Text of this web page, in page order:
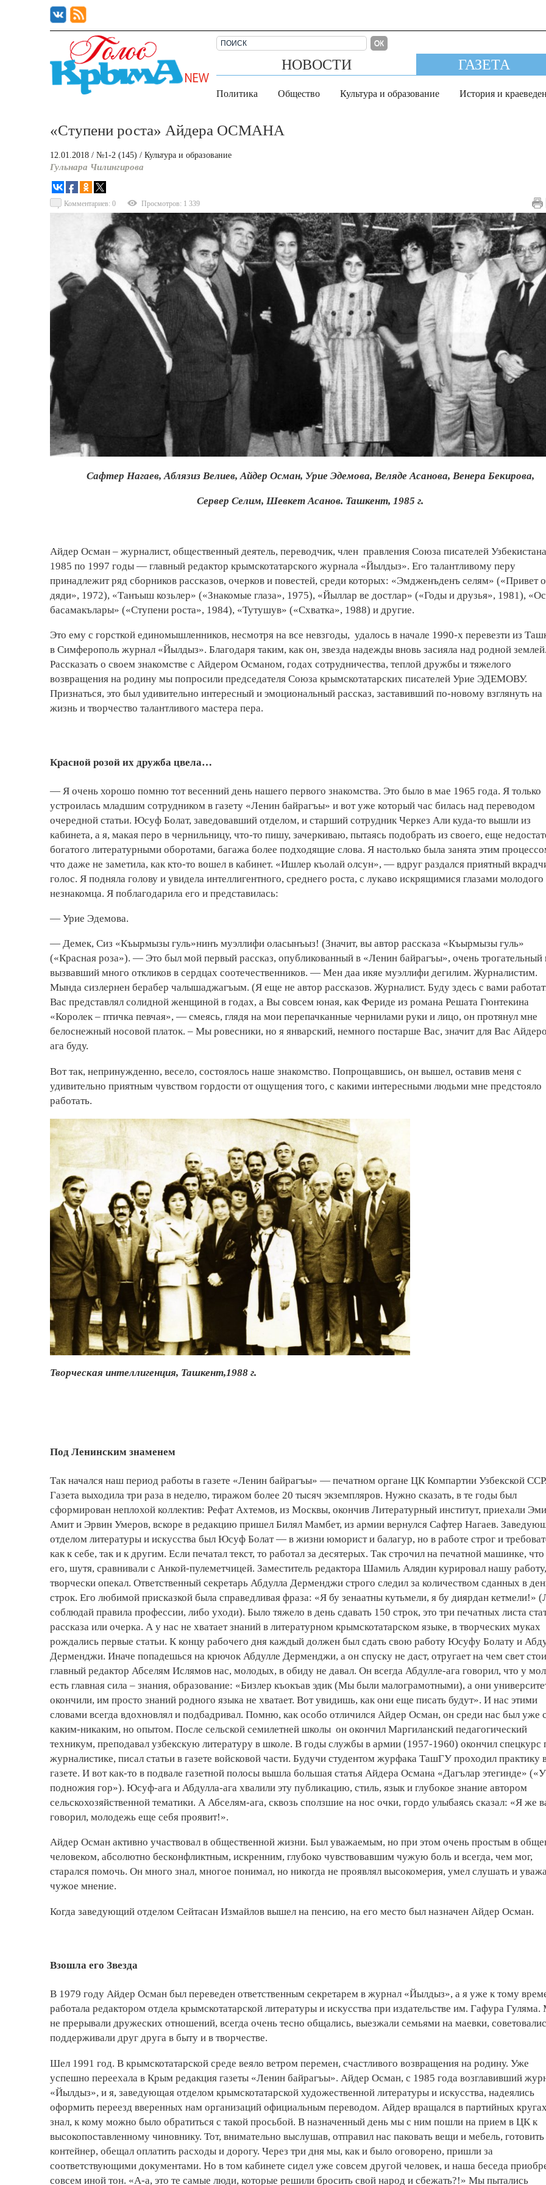
ОК
НОВОСТИ ГАЗЕТА
Политика Общество Культура и образование История и
«Ступени роста» Айдера ОСМАНА
12.01.2018 / №1-2 (145) / Культура и образование
Гульнара Чилингирова
Комментариев: 0 Просмотров: 1 339
Сафтер Нагаев, Аблязиз Велиев, Айдер Осман, Урие Эдемова, Веляде Асанова, Венера Бекирова,
Сервер Селим, Шевкет Асанов. Ташкент, 1985 г.
Айдер Осман – журналист, общественный деятель, переводчик, член правления Союза писателей
1985 по 1997 годы — главный редактор крымскотатарского журнала «Йылдыз». Его талантливому перу
принадлежит ряд сборников рассказов, очерков и повестей, среди которых: «Эмдженъденъ селям» («Привет
дяди», 1972), «Танъыш козьлер» («Знакомые глаза», 1975), «Йыллар ве достлар» («Годы и друзья», 1981),
басамакълары» («Ступени роста», 1984), «Тутушув» («Схватка», 1988) и другие.
Это ему с горсткой единомышленников, несмотря на все невзгоды, удалось в начале 1990-х перевезти из
в Симферополь журнал «Йылдыз». Благодаря таким, как он, звезда надежды вновь засияла над родной землей.
Рассказать о своем знакомстве с Айдером Османом, годах сотрудничества, теплой дружбы и тяжелого
возвращения на родину мы попросили председателя Союза крымскотатарских писателей Урие ЭДЕМОВУ.
Признаться, это был удивительно интересный и эмоциональный рассказ, заставивший по-новому взглянуть на
жизнь и творчество талантливого мастера пера.
Красной розой их дружба цвела…
— Я очень хорошо помню тот весенний день нашего первого знакомства. Это было в мае 1965 года. Я только
устроилась младшим сотрудником в газету «Ленин байрагъы» и вот уже который час билась над переводом
очередной статьи. Юсуф Болат, заведовавший отделом, и старший сотрудник Черкез Али куда-то вышли из
кабинета, а я, макая перо в чернильницу, что-то пишу, зачеркиваю, пытаясь подобрать из своего, еще
богатого литературными оборотами, багажа более подходящие слова. Я настолько была занята этим
что даже не заметила, как кто-то вошел в кабинет. «Ишлер къолай олсун», — вдруг раздался приятный
голос. Я подняла голову и увидела интеллигентного, среднего роста, с лукаво искрящимися глазами молодого
незнакомца. Я поблагодарила его и представилась:
— Урие Эдемова.
— Демек, Сиз «Къырмызы гуль»нинъ муэллифи оласынъыз! (Значит, вы автор рассказа «Къырмызы гуль»
(«Красная роза»). — Это был мой первый рассказ, опубликованный в «Ленин байрагъы», очень трогательный
вызвавший много откликов в сердцах соотечественников. — Мен даа икяе муэллифи дегилим. Журналистим.
Мында сизлернен берабер чалышаджагъым. (Я еще не автор рассказов. Журналист. Буду здесь с вами
Вас представлял солидной женщиной в годах, а Вы совсем юная, как Фериде из романа Решата Гюнтекина
«Королек – птичка певчая», — смеясь, глядя на мои перепачканные чернилами руки и лицо, он протянул мне
белоснежный носовой платок. – Мы ровесники, но я январский, немного постарше Вас, значит для Вас
ага буду.
Вот так, непринужденно, весело, состоялось наше знакомство. Попрощавшись, он вышел, оставив меня с
удивительно приятным чувством гордости от ощущения того, с какими интересными людьми мне предстояло
работать.
Творческая интеллигенция, Ташкент,1988 г.
Под Ленинским знаменем
Так начался наш период работы в газете «Ленин байрагъы» — печатном органе ЦК Компартии Узбекской ССР.
Газета выходила три раза в неделю, тиражом более 20 тысяч экземпляров. Нужно сказать, в те годы был
сформирован неплохой коллектив: Рефат Ахтемов, из Москвы, окончив Литературный институт, приехали
Амит и Эрвин Умеров, вскоре в редакцию пришел Билял Мамбет, из армии вернулся Сафтер Нагаев.
отделом литературы и искусства был Юсуф Болат — в жизни юморист и балагур, но в работе строг и
как к себе, так и к другим. Если печатал текст, то работал за десятерых. Так строчил на печатной машинке,
его, шутя, сравнивали с Анкой-пулеметчицей. Заместитель редактора Шамиль Алядин курировал нашу работу,
творчески опекал. Ответственный секретарь Абдулла Дерменджи строго следил за количеством сданных в
строк. Его любимой присказкой была справедливая фраза: «Я бу зенаатны кутьмели, я бу диярдан кетмели!»
соблюдай правила профессии, либо уходи). Было тяжело в день сдавать 150 строк, это три печатных листа
рассказа или очерка. А у нас не хватает знаний в литературном крымскотатарском языке, в творческих муках
рождались первые статьи. К концу рабочего дня каждый должен был сдать свою работу Юсуфу Болату и
Дерменджи. Иначе попадешься на крючок Абдулле Дерменджи, а он спуску не даст, отругает на чем свет
главный редактор Абселям Ислямов нас, молодых, в обиду не давал. Он всегда Абдулле-ага говорил, что у
есть главная сила – знания, образование: «Бизлер къокъав эдик (Мы были малограмотными), а они
окончили, им просто знаний родного языка не хватает. Вот увидишь, как они еще писать будут». И нас этими
словами всегда вдохновлял и подбадривал. Помню, как особо отличился Айдер Осман, он среди нас был уже с
каким-никаким, но опытом. После сельской семилетней школы он окончил Маргиланский педагогический
техникум, преподавал узбекскую литературу в школе. В годы службы в армии (1957-1960) окончил спецкурс
журналистике, писал статьи в газете войсковой части. Будучи студентом журфака ТашГУ проходил практику
газете. И вот как-то в подвале газетной полосы вышла большая статья Айдера Османа «Дагълар этегинде» («У
подножия гор»). Юсуф-ага и Абдулла-ага хвалили эту публикацию, стиль, язык и глубокое знание автором
сельскохозяйственной тематики. А Абселям-ага, сквозь сползшие на нос очки, гордо улыбаясь сказал: «Я же
говорил, молодежь еще себя проявит!».
Айдер Осман активно участвовал в общественной жизни. Был уважаемым, но при этом очень простым в
человеком, абсолютно бесконфликтным, искренним, глубоко чувствовавшим чужую боль и всегда, чем мог,
старался помочь. Он много знал, многое понимал, но никогда не проявлял высокомерия, умел слушать и
чужое мнение.
Когда заведующий отделом Сейтасан Измайлов вышел на пенсию, на его место был назначен Айдер Осман.
Взошла его Звезда
В 1979 году Айдер Осман был переведен ответственным секретарем в журнал «Йылдыз», а я уже к тому
работала редактором отдела крымскотатарской литературы и искусства при издательстве им. Гафура
не прерывали дружеских отношений, всегда очень тесно общались, выезжали семьями на маевки,
поддерживали друг друга в быту и в творчестве.
Шел 1991 год. В крымскотатарской среде веяло ветром перемен, счастливого возвращения на родину. Уже
успешно переехала в Крым редакция газеты «Ленин байрагъы». Айдер Осман, с 1985 года возглавивший
«Йылдыз», и я, заведующая отделом крымскотатарской художественной литературы и искусства, надеялись
оформить переезд вверенных нам организаций официальным переводом. Айдер вращался в партийных
знал, к кому можно было обратиться с такой просьбой. В назначенный день мы с ним пошли на прием в ЦК к
высокопоставленному чиновнику. Тот, внимательно выслушав, отправил нас паковать вещи и мебель, готовить
контейнер, обещал оплатить расходы и дорогу. Через три дня мы, как и было оговорено, пришли за
соответствующими документами. Но в том кабинете сидел уже совсем другой человек, и наша беседа
совсем иной тон. «А-а, это те самые люди, которые решили бросить свой народ и сбежать?!» Мы пытались